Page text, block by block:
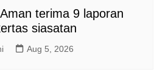
terima 9 laporan
siasatan
Aug 5, 2026